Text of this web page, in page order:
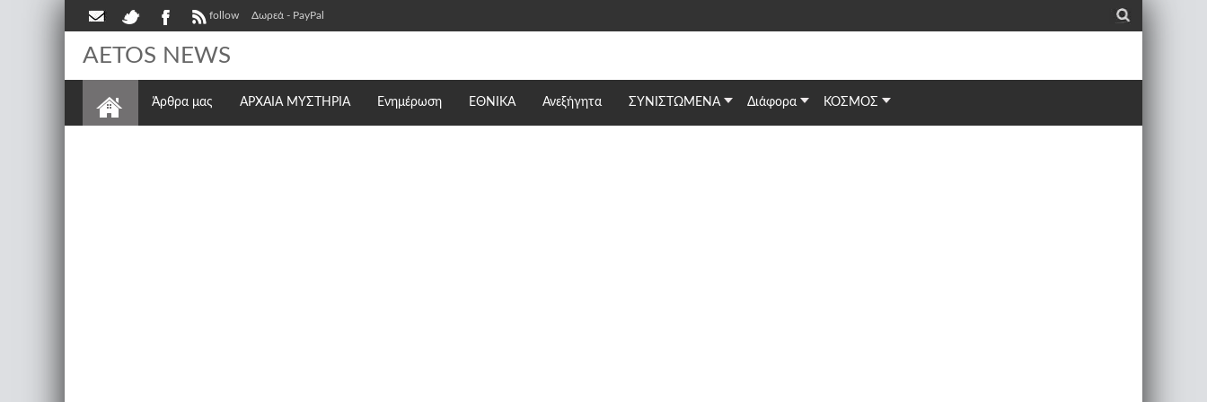
follow Δωρεά - PayPal _
AETOS NEWS
Άρθρα μας ΑΡΧΑΙΑ ΜΥΣΤΗΡΙΑ Ενημέρωση ΕΘΝΙΚΆ Ανεξήγητα ΣΥΝΙΣΤΩΜΕΝΑ Διάφορα ΚΟΣΜΟΣ